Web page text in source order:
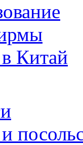
Китай